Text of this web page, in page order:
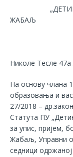
Николе Тесле
На основу члана
образовања и
27/2018 –
Статута ПУ
за упис, пријем,
Жабаљ, Управни
седници